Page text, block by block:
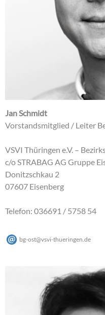
Jan Schmidt
Vorstandsmitglied / Leiter
VSVI Thüringen e.V. –
c/o STRABAG AG Gruppe
Donitzschkau 2
07607 Eisenberg
Telefon: 036691 / 5758 54
bg-ost@vsvi-thueringen de